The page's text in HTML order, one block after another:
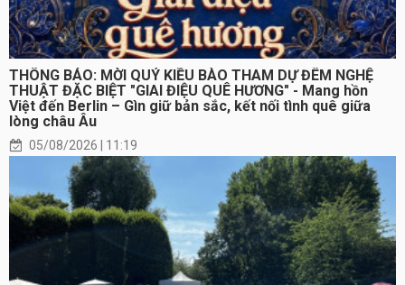
THÔNG BÁO: MỜI QUÝ KIỀU BÀO THAM DỰ ĐÊM NGHỆ
THUẬT ĐẶC BIỆT "GIAI ĐIỆU QUÊ HƯƠNG" - Mang hồn
Việt đến Berlin – Gìn giữ bản sắc, kết nối tình quê giữa
lòng châu Âu
05/08/2026 | 11:19